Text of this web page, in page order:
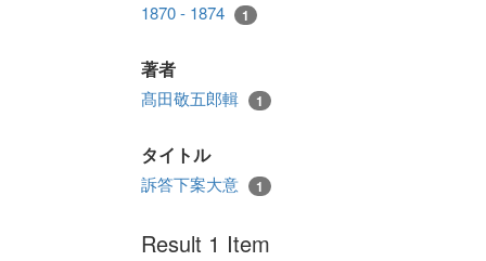
1870 - 1874 1
著者
髙田敬五郎輯 1
タイトル
訴答下案大意 1
Result 1 Item